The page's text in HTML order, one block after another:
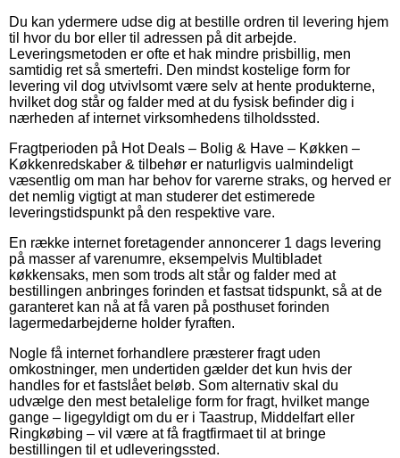
Du kan ydermere udse dig at bestille ordren til levering hjem
til hvor du bor eller til adressen på dit arbejde.
Leveringsmetoden er ofte et hak mindre prisbillig, men
samtidig ret så smertefri. Den mindst kostelige form for
levering vil dog utvivlsomt være selv at hente produkterne,
hvilket dog står og falder med at du fysisk befinder dig i
nærheden af internet virksomhedens tilholdssted.
Fragtperioden på Hot Deals – Bolig & Have – Køkken –
Køkkenredskaber & tilbehør er naturligvis ualmindeligt
væsentlig om man har behov for varerne straks, og herved er
det nemlig vigtigt at man studerer det estimerede
leveringstidspunkt på den respektive vare.
En række internet foretagender annoncerer 1 dags levering
på masser af varenumre, eksempelvis Multibladet
køkkensaks, men som trods alt står og falder med at
bestillingen anbringes forinden et fastsat tidspunkt, så at de
garanteret kan nå at få varen på posthuset forinden
lagermedarbejderne holder fyraften.
Nogle få internet forhandlere præsterer fragt uden
omkostninger, men undertiden gælder det kun hvis der
handles for et fastslået beløb. Som alternativ skal du
udvælge den mest betalelige form for fragt, hvilket mange
gange – ligegyldigt om du er i Taastrup, Middelfart eller
Ringkøbing – vil være at få fragtfirmaet til at bringe
bestillingen til et udleveringssted.